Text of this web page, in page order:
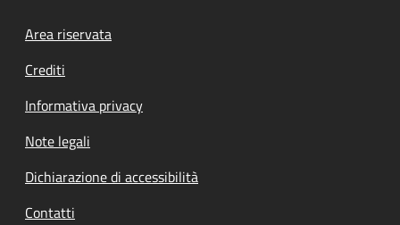
Footer menu
Area riservata
Crediti
Informativa privacy
Note legali
Dichiarazione di accessibilità
Contatti